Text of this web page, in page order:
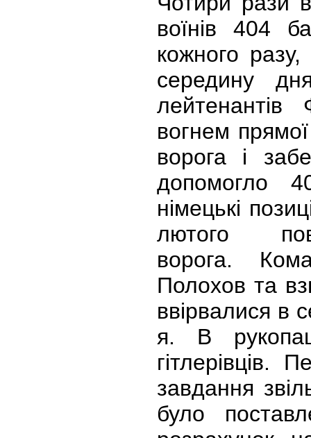
воїнів 404
кожного
середину
вогнем
ворога і
допомогло
німецькі
лютого
ворога.
Полохов та
ввірвалися в
я. В
завдання
було